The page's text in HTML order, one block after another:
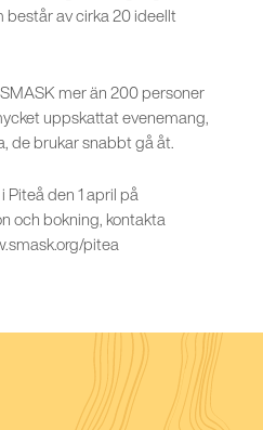
består av cirka 20 ideellt
mer än 200 personer
uppskattat evenemang,
de brukar snabbt gå åt.
Piteå den 1 april på
och bokning, kontakta
pitea